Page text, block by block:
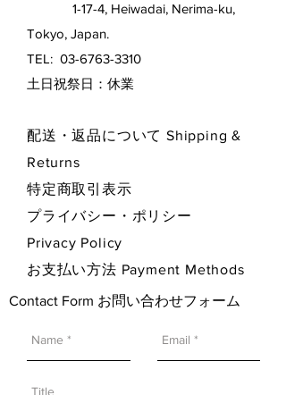
1-17-4, Heiwadai, Nerima-ku,
Tokyo, Japan.
TEL: 03-6763-3310
​土日祝祭日：休業
配送・返品について Shipping &
Returns
特定商取引表示
プライバシー・ポリシー
Privacy Policy
お支払い方法 Payment Methods
Contact Form お問い合わせフォーム